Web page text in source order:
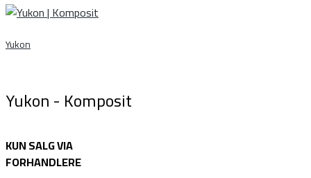
Yukon
Yukon - Komposit
KUN SALG VIA
FORHANDLERE